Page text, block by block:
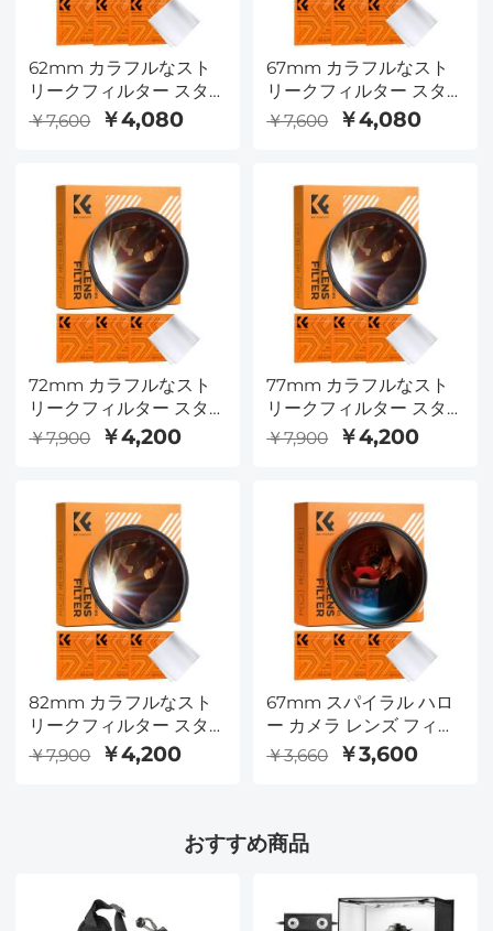
62mm カラフルなスト
リークフィルター スタ
ーライト ドリーミー ク
リエイティブ 特殊効果
ター Nano-B シリーズ
￥7,600 ￥4,080
67mm カラフルなスト
リークフィルター スタ
ーライト ドリーミー ク
リエイティブ 特殊効果
ター Nano-B シリーズ
￥7,600 ￥4,080
72mm カラフルなスト
リークフィルター スタ
ーライト ドリーミー ク
リエイティブ 特殊効果
ター Nano-B シリーズ
￥7,900 ￥4,200
77mm カラフルなスト
リークフィルター スタ
ーライト ドリーミー ク
リエイティブ 特殊効果
ター Nano-B シリーズ
￥7,900 ￥4,200
82mm カラフルなスト
リークフィルター スタ
ーライト ドリーミー ク
￥7,900 ￥4,200
67mm スパイラル ハロ
ー カメラ レンズ フィル
ター プレミアム光学ガ
￥3,660 ￥3,600
おすすめ商品